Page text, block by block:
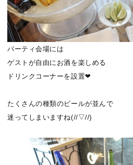
パーティ会場には
ゲストが自由にお酒を楽しめる
ドリンクコーナーを設置❤
たくさんの種類のビールが並んで
迷ってしまいますね(//▽//)